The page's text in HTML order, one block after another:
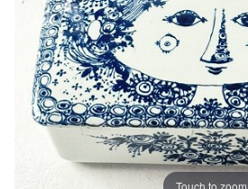
Touch to zoom